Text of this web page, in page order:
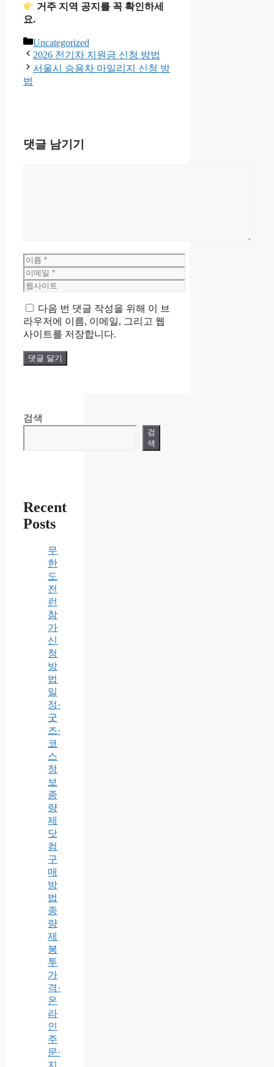
거주 지역 공지를 꼭 확인하세
요.
카
테
고
Uncategorized
2026 전기차 지원금 신청 방법
서울시 승용차 마일리지 신청 방
법
댓글 남기기
이
름
이
메
웹
이
트
다음 번 댓글 작성을 위해 이 브
라우저에 이름, 이메일, 그리고 웹
사이트를 저장합니다.
검색
검
색
Recent
Posts
무
한
도
전
런
참
가
신
청
방
법
일
정·
굿
즈·
코
스
정
보
종
량
제
닷
컴
구
매
방
법
종
량
제
봉
투
가
격·
온
라
인
주
문·